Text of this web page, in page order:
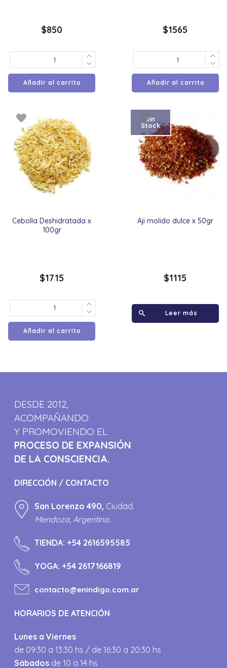
$850
Añadir al carrito
$1565
Añadir al carrito
Cebolla Deshidratada x
100gr
$1715
Añadir al carrito
Aji molido dulce x 50gr
Sin
Stock
$1115
Leer más
DESDE 2012,
ACOMPAÑANDO
Y PROMOVIENDO EL
PROCESO DE EXPANSIÓN
DE LA CONSCIENCIA.
DIRECCIÓN / CONTACTO
San Lorenzo 490, Ciudad.
Mendoza, Argentina.
TIENDA:+54 2616595585
YOGA:+54 2617166819
contacto@enindigo.com.ar
HORARIOS DE ATENCIÓN
Lunes a Viernes
de 09:30 a 13:30 hs / de 16:30 a 20:30 hs
Sábados de 10 a 14 hs